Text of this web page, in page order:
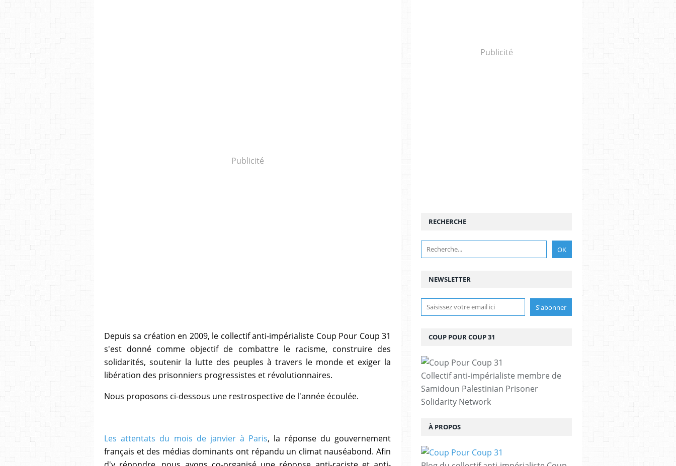
Publicité
Depuis sa création en 2009, le collectif anti-impérialiste Coup Pour Coup 31
s'est donné comme objectif de combattre le racisme, construire des
solidarités, soutenir la lutte des peuples à travers le monde et exiger la
libération des prisonniers progressistes et révolutionnaires.
Nous proposons ci-dessous une restrospective de l'année écoulée.
Les attentats du mois de janvier à Paris, la réponse du gouvernement
français et des médias dominants ont répandu un climat nauséabond. Afin
Publicité
NEWSLETTER
RECHERCHE
COUP POUR COUP 31
Collectif anti-impérialiste membre de
Samidoun Palestinian Prisoner
Solidarity Network
À PROPOS